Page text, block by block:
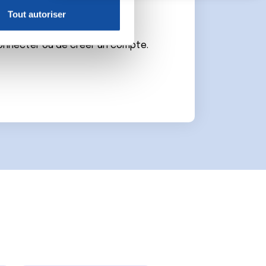
Tout autoriser
ou de créer un compte.